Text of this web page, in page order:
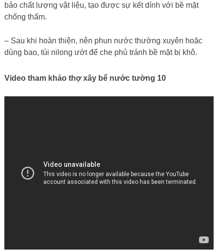
bảo chất lượng vật liệu, tạo được sự kết dính với bề mặt
chống thấm.
– Sau khi hoàn thiện, nên phun nước thường xuyên hoặc
dùng bao, túi nilong ướt để che phủ tránh bề mặt bị khô.
Video tham khảo thợ xây bể nước tường 10